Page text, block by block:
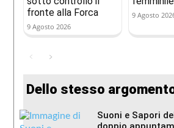
fronte alla Forca
9 Agosto 2026
9 Agosto
Dello stesso
Suoni e Sapori